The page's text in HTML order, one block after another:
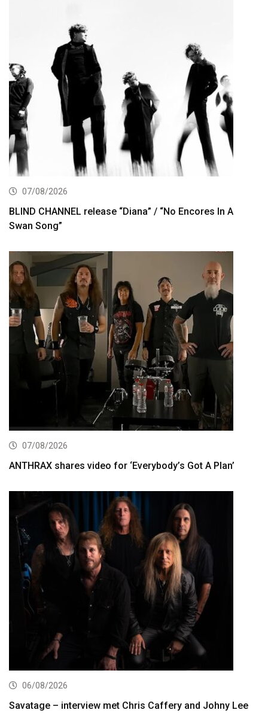
07/08/2026
BLIND CHANNEL release “Diana” / “No Encores In A
Swan Song”
07/08/2026
ANTHRAX shares video for ‘Everybody’s Got A Plan’
06/08/2026
Savatage – interview met Chris Caffery and Johny Lee